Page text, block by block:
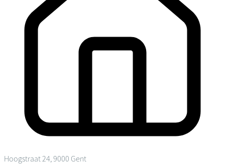
Hoogstraat 24, 9000 Gent